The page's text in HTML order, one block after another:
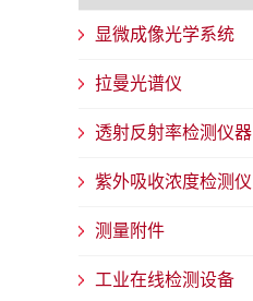
显微成像光学系统
拉曼光谱仪
透射反射率检测仪器
紫外吸收浓度检测仪
测量附件
工业在线检测设备